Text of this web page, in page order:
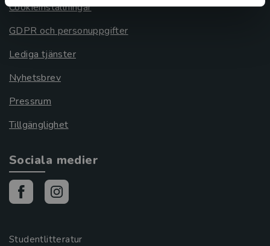
Cookieinställningar
GDPR och personuppgifter
Lediga tjänster
Nyhetsbrev
Pressrum
Tillgänglighet
Sociala medier
Studentlitteratur